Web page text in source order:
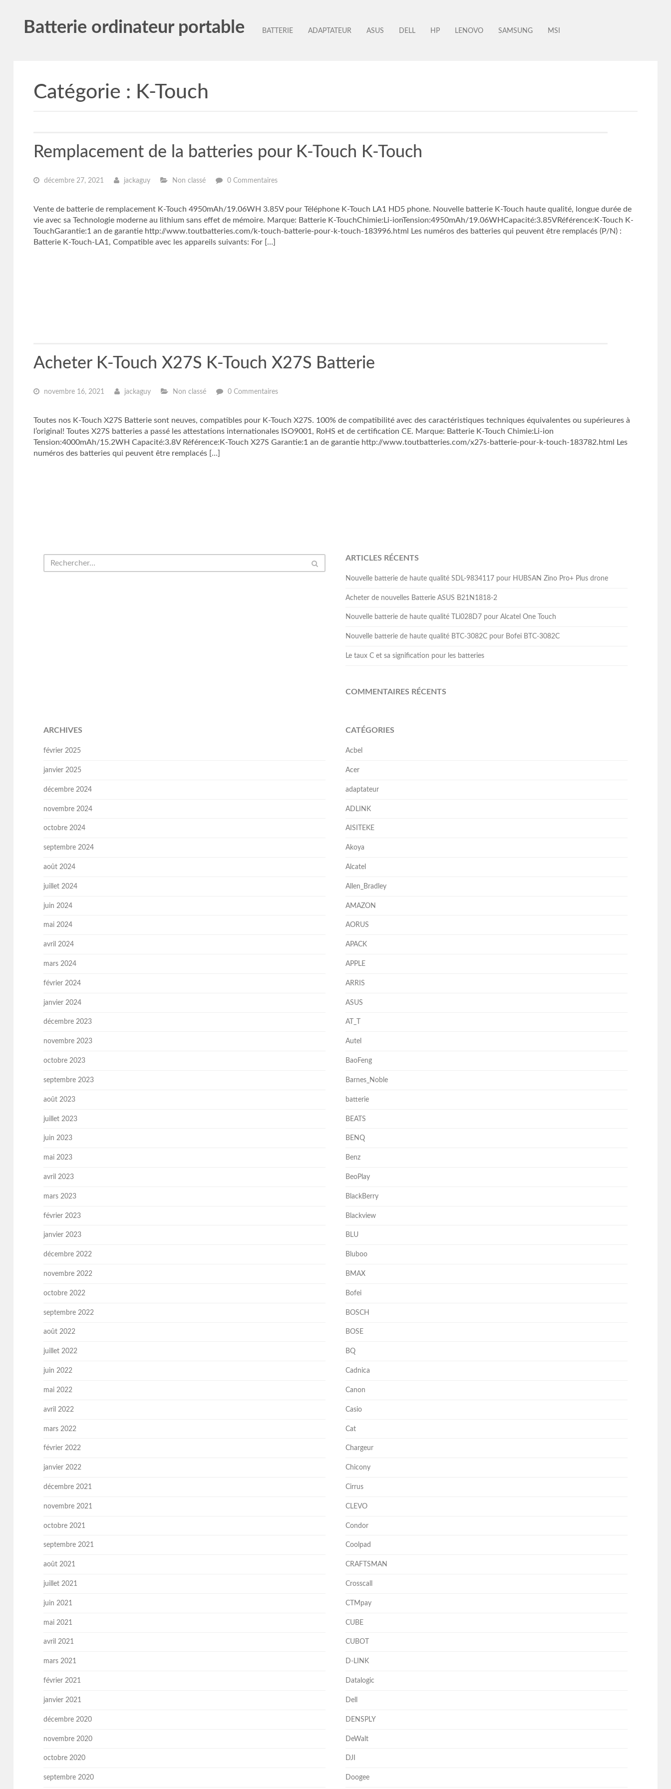
Batterie ordinateur portable BATTERIE ADAPTATEUR ASUS DELL HP LENOVO SAMSUNG MSI
Catégorie : K-Touch
Remplacement de la batteries pour K-Touch K-Touch
décembre 27, 2021 jackaguy Non classé 0 Commentaires
Vente de batterie de remplacement K-Touch 4950mAh/19.06WH 3.85V pour Téléphone K-Touch LA1 HD5 phone. Nouvelle batterie K-Touch haute qualité, longue durée de
vie avec sa Technologie moderne au lithium sans effet de mémoire. Marque: Batterie K-TouchChimie:Li-ionTension:4950mAh/19.06WHCapacité:3.85VRéférence:K-Touch K-
TouchGarantie:1 an de garantie http://www.toutbatteries.com/k-touch-batterie-pour-k-touch-183996.html Les numéros des batteries qui peuvent être remplacés (P/N) :
Batterie K-Touch-LA1, Compatible avec les appareils suivants: For […]
Acheter K-Touch X27S K-Touch X27S Batterie
novembre 16, 2021 jackaguy Non classé 0 Commentaires
Toutes nos K-Touch X27S Batterie sont neuves, compatibles pour K-Touch X27S. 100% de compatibilité avec des caractéristiques techniques équivalentes ou supérieures à
l’original! Toutes X27S batteries a passé les attestations internationales ISO9001, RoHS et de certification CE. Marque: Batterie K-Touch Chimie:Li-ion
Tension:4000mAh/15.2WH Capacité:3.8V Référence:K-Touch X27S Garantie:1 an de garantie http://www.toutbatteries.com/x27s-batterie-pour-k-touch-183782.html Les
numéros des batteries qui peuvent être remplacés […]
ARTICLES RÉCENTS
Nouvelle batterie de haute qualité SDL-9834117 pour HUBSAN Zino Pro+ Plus drone
Acheter de nouvelles Batterie ASUS B21N1818-2
Nouvelle batterie de haute qualité TLi028D7 pour Alcatel One Touch
Nouvelle batterie de haute qualité BTC-3082C pour Bofei BTC-3082C
Le taux C et sa signification pour les batteries
COMMENTAIRES RÉCENTS
ARCHIVES
février 2025
janvier 2025
décembre 2024
novembre 2024
octobre 2024
septembre 2024
août 2024
juillet 2024
juin 2024
mai 2024
avril 2024
mars 2024
février 2024
janvier 2024
décembre 2023
novembre 2023
octobre 2023
septembre 2023
août 2023
juillet 2023
juin 2023
mai 2023
avril 2023
mars 2023
février 2023
janvier 2023
décembre 2022
novembre 2022
octobre 2022
septembre 2022
août 2022
juillet 2022
juin 2022
mai 2022
avril 2022
mars 2022
février 2022
janvier 2022
décembre 2021
novembre 2021
octobre 2021
septembre 2021
août 2021
juillet 2021
juin 2021
mai 2021
avril 2021
mars 2021
février 2021
janvier 2021
décembre 2020
novembre 2020
octobre 2020
septembre 2020
CATÉGORIES
Acbel
Acer
adaptateur
ADLINK
AISITEKE
Akoya
Alcatel
Allen_Bradley
AMAZON
AORUS
APACK
APPLE
ARRIS
ASUS
AT_T
Autel
BaoFeng
Barnes_Noble
batterie
BEATS
BENQ
Benz
BeoPlay
BlackBerry
Blackview
BLU
Bluboo
BMAX
Bofei
BOSCH
BOSE
BQ
Cadnica
Canon
Casio
Cat
Chargeur
Chicony
Cirrus
CLEVO
Condor
Coolpad
CRAFTSMAN
Crosscall
CTMpay
CUBE
CUBOT
D-LINK
Datalogic
Dell
DENSPLY
DeWalt
DJI
Doogee